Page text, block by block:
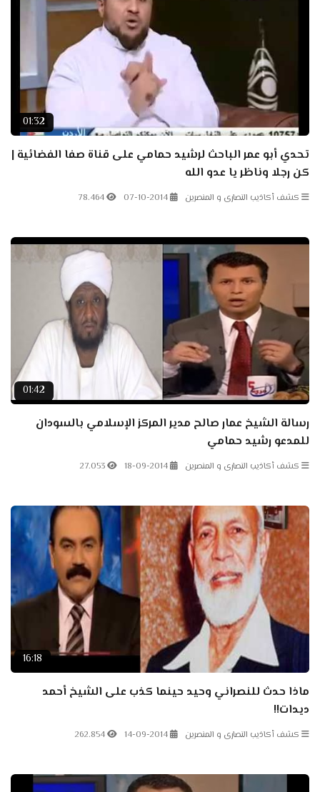
01:32
تحدي أبو عمر الباحث لرشيد حمامي على قناة صفا الفضائية |
كن رجلا وناظر يا عدو الله
كشف أكاذيب النصارى و المنصرين 07-10-2014
78.464
01:42
رسالة الشيخ عمار صالح مدير المركز الإسلامي بالسودان
للمدعو رشيد حمامي
كشف أكاذيب النصارى و المنصرين 18-09-2014
27.053
16:18
ماذا حدث للنصراني وحيد حينما كذب على الشيخ أحمد
ديدات!!
كشف أكاذيب النصارى و المنصرين 14-09-2014
262.854